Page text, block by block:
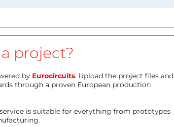
project?
by Eurocircuits. Upload the project files and
through a proven European production
is suitable for everything from prototypes